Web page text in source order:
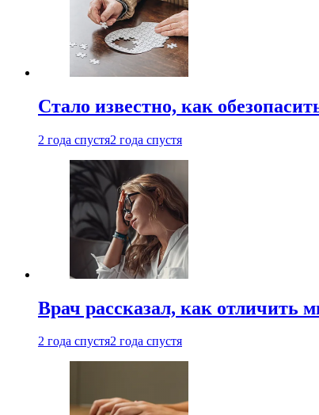
Стало известно, как
2 года спустя2 года спустя
Врач рассказал, как отличить
2 года спустя2 года спустя